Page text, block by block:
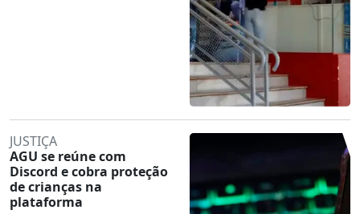
JUSTIÇA
AGU se reúne com
Discord e cobra proteção
de crianças na
plataforma